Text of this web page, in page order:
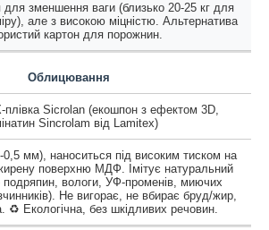
для зменшення ваги (близько 20-25 кг для
але з високою міцністю. Альтернатива
картон для порожнин.
Облицювання
плівка Sicrolan (екошпон з ефектом 3D,
Sincrolam від Lamitex)
0,5 мм), наноситься під високим тиском на
поверхню МДФ. Імітує натуральний
подряпин, вологи, УФ-променів, миючих
Не вигорає, не вбирає бруд/жир,
♻️ Екологічна, без шкідливих речовин.